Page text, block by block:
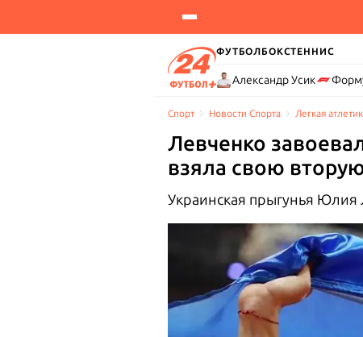
ФУТБОЛБОКСТЕННИС
Александр Усик
Спорт Новости Cпорта Легкая
Левченко
взяла свою
Украинская прыгунья Юлия